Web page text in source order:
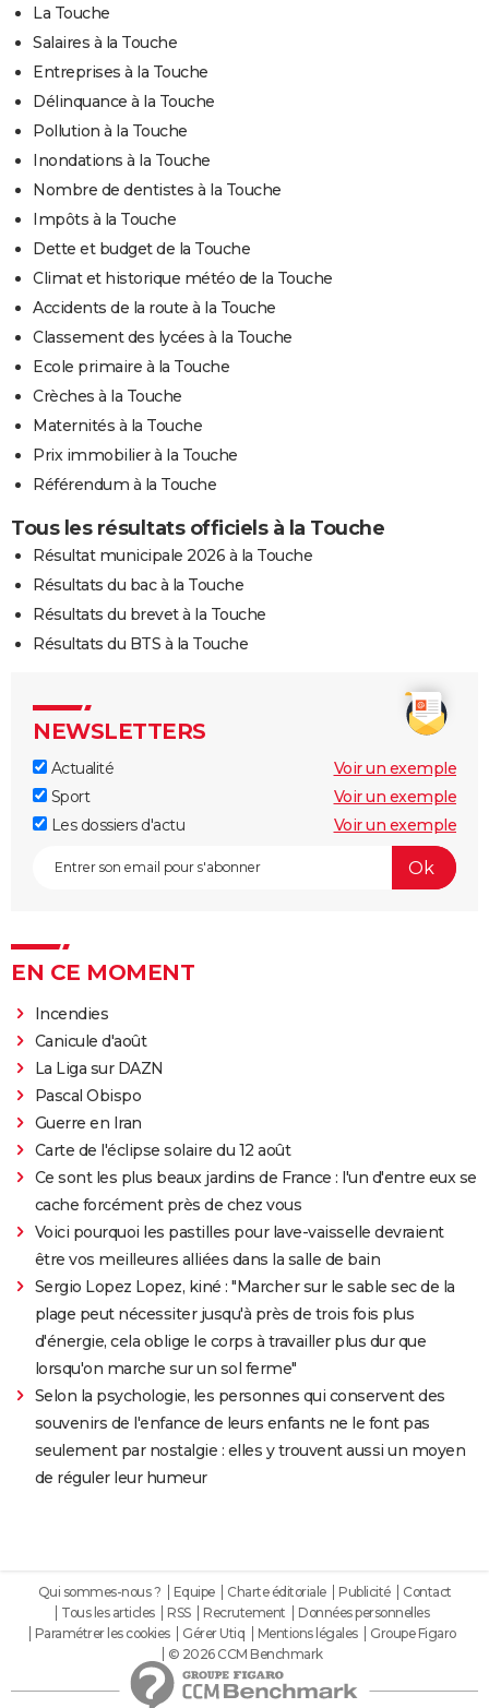
La Touche
Salaires à la Touche
Entreprises à la Touche
Délinquance à la Touche
Pollution à la Touche
Inondations à la Touche
Nombre de dentistes à la Touche
Impôts à la Touche
Dette et budget de la Touche
Climat et historique météo de la Touche
Accidents de la route à la Touche
Classement des lycées à la Touche
Ecole primaire à la Touche
Crèches à la Touche
Maternités à la Touche
Prix immobilier à la Touche
Référendum à la Touche
Tous les résultats officiels à la Touche
Résultat municipale 2026 à la Touche
Résultats du bac à la Touche
Résultats du brevet à la Touche
Résultats du BTS à la Touche
NEWSLETTERS
Actualité
Voir un exemple
Sport
Voir un exemple
Les dossiers d'actu
Voir un exemple
EN CE MOMENT
Incendies
Canicule d'août
La Liga sur DAZN
Pascal Obispo
Guerre en Iran
Carte de l'éclipse solaire du 12 août
Ce sont les plus beaux jardins de France : l'un d'entre eux se
cache forcément près de chez vous
Voici pourquoi les pastilles pour lave-vaisselle devraient
être vos meilleures alliées dans la salle de bain
Sergio Lopez Lopez, kiné : "Marcher sur le sable sec de la
plage peut nécessiter jusqu'à près de trois fois plus
d'énergie, cela oblige le corps à travailler plus dur que
lorsqu'on marche sur un sol ferme"
Selon la psychologie, les personnes qui conservent des
souvenirs de l'enfance de leurs enfants ne le font pas
seulement par nostalgie : elles y trouvent aussi un moyen
de réguler leur humeur
Qui sommes-nous ? Equipe Charte éditoriale Publicité
Contact
Tous les articles
RSS Recrutement
Données personnelles
Paramétrer les cookies
Gérer Utiq Mentions légales
Groupe Figaro
© 2026 CCM Benchmark